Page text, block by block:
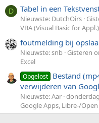
D Tabel in een
Nieuwste: DutchOirs
VBA (Visual Basic for Appl.)
foutmelding bij
Nieuwste: snb Gisteren
Excel
Opgelost Bestand
verwijderen van
Nieuwste: Aar
Google Apps, Libre-/